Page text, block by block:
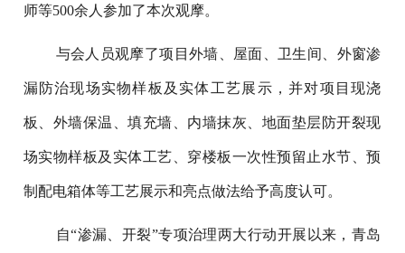
师等500余人参加了本次观摩。
与会人员观摩了项目外墙、屋面、卫生间、外窗渗
漏防治现场实物样板及实体工艺展示，并对项目现浇
板、外墙保温、填充墙、内墙抹灰、地面垫层防开裂现
场实物样板及实体工艺、穿楼板一次性预留止水节、预
制配电箱体等工艺展示和亮点做法给予高度认可。
自“渗漏、开裂”专项治理两大行动开展以来，青岛